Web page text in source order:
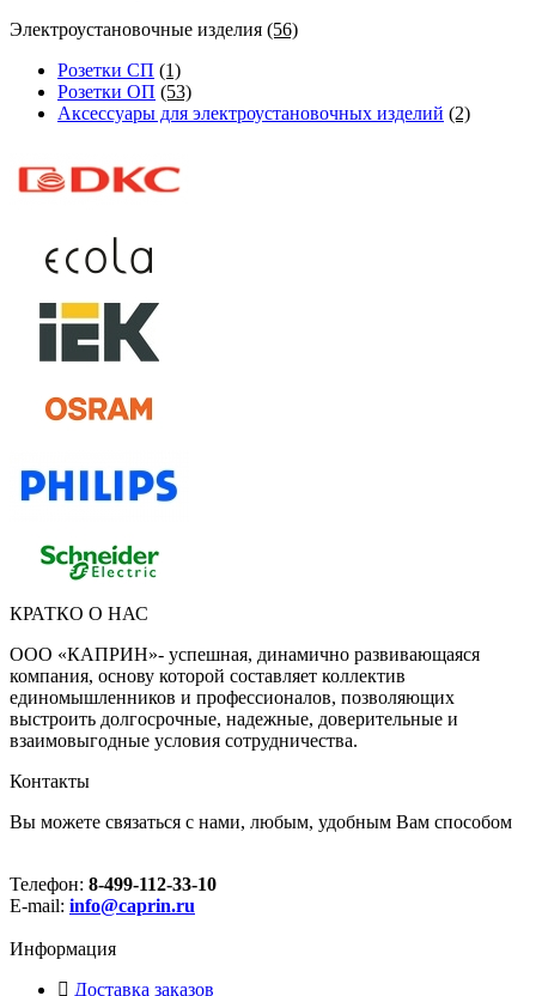
Электроустановочные изделия (56)
Розетки СП (1)
Розетки ОП (53)
Аксессуары для электроустановочных изделий (2)
КРАТКО О НАС
ООО «КАПРИН»- успешная, динамично развивающаяся
компания, основу которой составляет коллектив
единомышленников и профессионалов, позволяющих
выстроить долгосрочные, надежные, доверительные и
взаимовыгодные условия сотрудничества.
Контакты
Вы можете связаться с нами, любым, удобным Вам способом
Телефон: 8-499-112-33-10
E-mail: info@caprin.ru
Информация
Доставка заказов